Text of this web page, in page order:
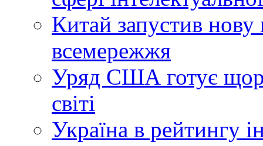
Китай запустив
всемережжя
Уряд США готує
світі
Україна в рейтингу